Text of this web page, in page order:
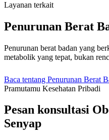
Layanan terkait
Penurunan Berat
Penurunan berat badan yang
metabolik yang tepat, bukan
Baca tentang Penurunan Berat
Pramutamu Kesehatan Pribadi
Pesan konsultasi
Senyap